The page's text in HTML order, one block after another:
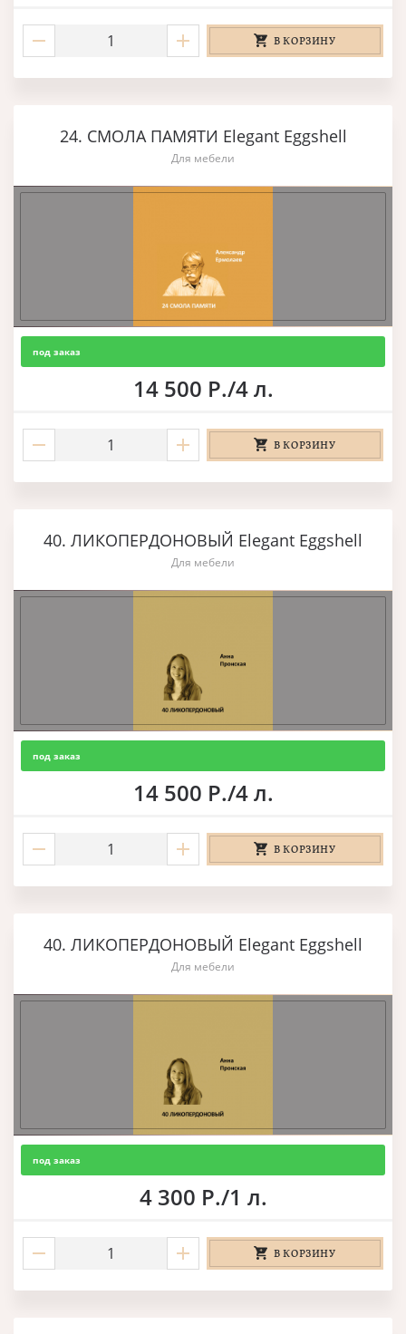
В КОРЗИНУ
24. СМОЛА ПАМЯТИ Elegant Eggshell
Для мебели
под заказ
14 500 Р./4 л.
В КОРЗИНУ
40. ЛИКОПЕРДОНОВЫЙ Elegant Eggshell
Для мебели
под заказ
14 500 Р./4 л.
В КОРЗИНУ
40. ЛИКОПЕРДОНОВЫЙ Elegant Eggshell
Для мебели
под заказ
4 300 Р./1 л.
В КОРЗИНУ